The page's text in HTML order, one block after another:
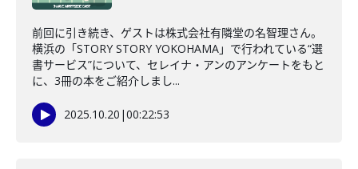
前回に引き続き、ゲストは株式会社有隣堂の名智理さん。
横浜の「STORY STORY YOKOHAMA」で行われている“選
書サービス”について、セレイナ・アンのアンケートをもと
に、3冊の本をご紹介しまし...
2025.10.20 |00:22:53